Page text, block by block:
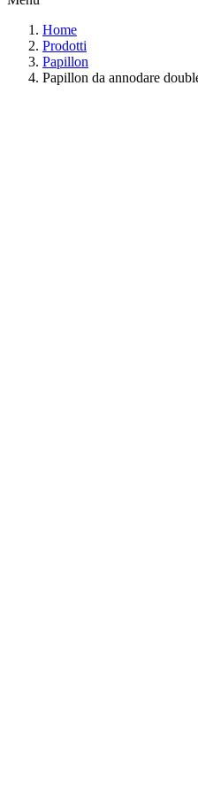
Home
Prodotti
Papillon
Papillon da annodare